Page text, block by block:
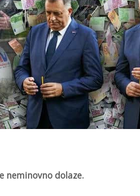
neminovno dolaze.